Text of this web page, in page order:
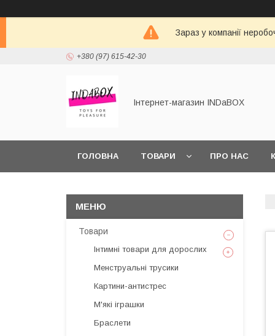
Зараз у компанії
+380 (97) 615-42-30
Інтернет-магазин INDaBOX
ГОЛОВНА ТОВАРИ ПРО НАС
Товари
Інтимні товари для дорослих
Менструальні трусики
Картини-антистрес
М'які іграшки
Браслети